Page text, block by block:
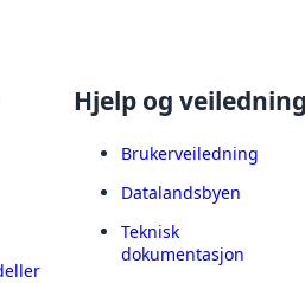
Hjelp og
Brukerveiledning
Datalandsbyen
Teknisk
dokumentasjon